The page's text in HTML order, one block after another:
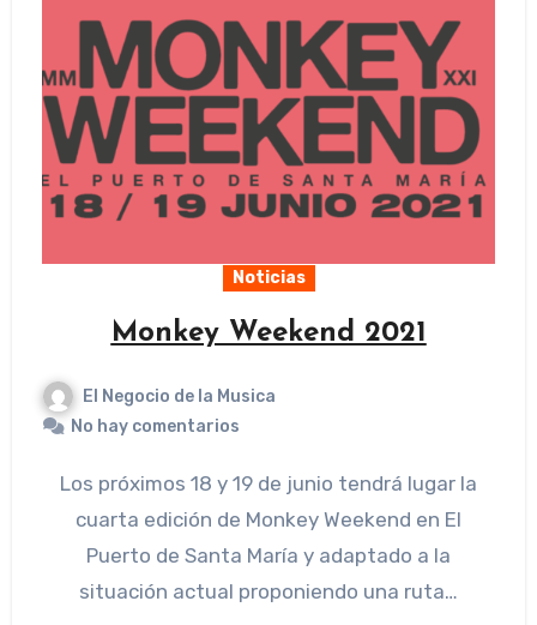
Noticias
Monkey Weekend 2021
El Negocio de la Musica
No hay comentarios
Los próximos 18 y 19 de junio tendrá lugar la
cuarta edición de Monkey Weekend en El
Puerto de Santa María y adaptado a la
situación actual proponiendo una ruta…